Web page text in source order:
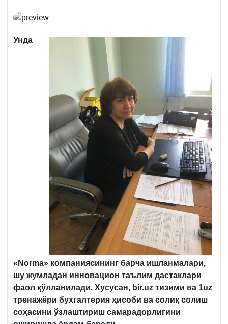
Унда
«Norma» компаниясининг барча ишланмалари,
шу жумладан инновацион таълим дастаклари
фаол қўлланилади. Хусусан, bir.uz тизими ва 1uz
тренажёри бухгалтерия ҳисоби ва солиқ солиш
соҳасини ўзлаштириш самарадорлигини